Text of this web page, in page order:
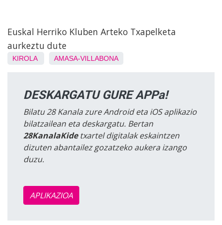
Euskal Herriko Kluben Arteko Txapelketa
aurkeztu dute
KIROLA AMASA-VILLABONA
DESKARGATU GURE APPa!
Bilatu 28 Kanala zure Android eta iOS aplikazio
bilatzailean eta deskargatu. Bertan
28KanalaKidetxartel digitalak eskaintzen
dizuten abantailez gozatzeko aukera izango
duzu.
APLIKAZIOA